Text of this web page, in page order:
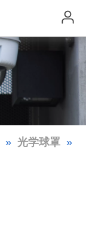
» 光学球罩 »